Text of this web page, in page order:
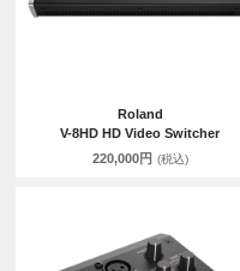
Roland
V-8HD HD Video Switcher
220,000円 (税込)